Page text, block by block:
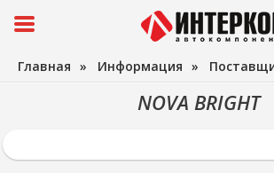
Главная » Информация »
NOVA BRIGHT